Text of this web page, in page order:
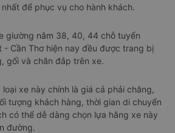
để phục vụ cho hành khách.
giường nằm 38, 40, 44 chỗ tuyến
Cần Thơ hiện nay đều được trang bị
gối và chăn đắp trên xe.
xe này chính là giá cả phải chăng,
tượng khách hàng, thời gian di chuyển
có thể dễ dàng chọn lựa hãng xe này
đường.